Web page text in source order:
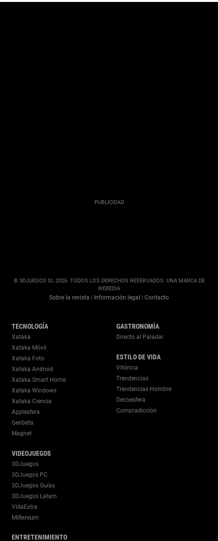
© 3DJUEGOS SL 2026. TODOS LOS DERECHOS RESERVADOS. UNA MARCA DE
WEBEDIA
Sobre la revista | Información legal | Contacto
TECNOLOGÍA
Xataka
Xataka Móvil
Xataka Foto
Xataka Android
Xataka Smart Home
Xataka Windows
Xataka Ciencia
Applesfera
Genbeta
Magnet
VIDEOJUEGOS
3DJuegos
3DJuegos PC
3DJuegos Guías
3DJuegos Latam
VidaExtra
Millenium
ENTRETENIMIENTO
GASTRONOMÍA
Directo al Paladar
ESTILO DE VIDA
Vitónica
Trendencias
Trendencias Hombre
Decoesfera
Compradicción